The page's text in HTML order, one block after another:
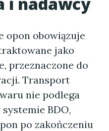
opon obowiązuje
jako
przeznaczone do
Transport
nie podlega
BDO,
po zakończeniu